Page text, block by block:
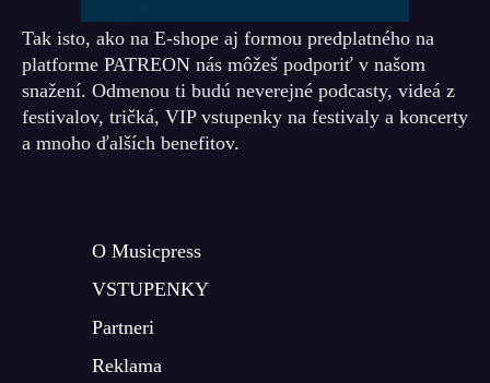
Tak isto, ako na E-shope aj formou predplatného na
platforme PATREON nás môžeš podporiť v našom
snažení. Odmenou ti budú neverejné podcasty, videá z
festivalov, tričká, VIP vstupenky na festivaly a koncerty
a mnoho ďalších benefitov.
O Musicpress
VSTUPENKY
Partneri
Reklama